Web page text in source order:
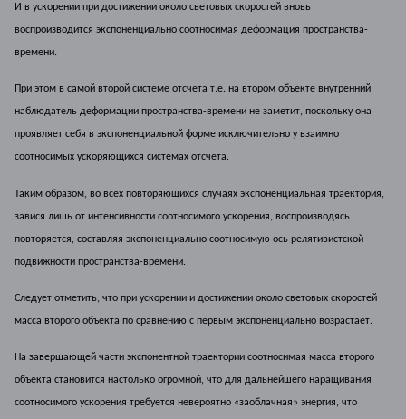
И в ускорении при достижении около световых скоростей вновь
воспроизводится экспоненциально соотносимая деформация пространства-
времени.
При этом в самой второй системе отсчета т.е. на втором объекте внутренний
наблюдатель деформации пространства-времени не заметит, поскольку она
проявляет себя в экспоненциальной форме исключительно у взаимно
соотносимых ускоряющихся системах отсчета.
Таким образом, во всех повторяющихся случаях экспоненциальная траектория,
завися лишь от интенсивности соотносимого ускорения, воспроизводясь
повторяется, составляя экспоненциально соотносимую ось релятивистской
подвижности пространства-времени.
Следует отметить, что при ускорении и достижении около световых скоростей
масса второго объекта по сравнению с первым экспоненциально возрастает.
На завершающей части экспонентной траектории соотносимая масса второго
объекта становится настолько огромной, что для дальнейшего наращивания
соотносимого ускорения требуется невероятно «заоблачная» энергия, что